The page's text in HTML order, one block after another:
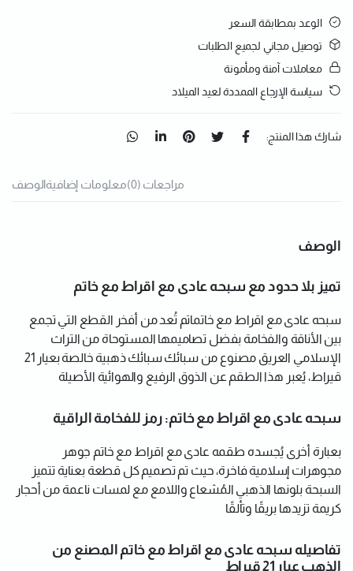
الوعد بمطابقة السعر
توصيل مجاني لجميع الطلبات
معاملات آمنة ومأمونة
سياسة الإرجاع الممددة لعيد الميلاد
شارك هذا المنتج:
الوصفمعلومات إضافية مراجعات (0)
الوصف
تميز بلا حدود مع سبحه عادى مع اقراط مع خاتم
سبحه عادى مع اقراط مع خاتماتم تُعد من أفخر القطع التي تجمع
بين الأناقة والفخامة بفضل تصاميمها المستوحاة من التراث
الإسلامي العريق مصنوع من سبائك سبائك ذهبية خالصة بعيار 21
قيراط، يُعبر هذا الطقم عن الذوق الرفيع والهوائية الأصيلة
سبحه عادى مع اقراط مع خاتم: رمز للفخامة الراقية
بعبارة أخرى يُجسده طقمه عادى مع اقراط مع خاتم جوهر
مجوهرات إسلامية فاخرة، حيث تم تصميم كل قطعة بعناية تتميز
السبحة بلونها الذهبي المُشعاع واللامع مع لمسات ناعمة من أحجار
كريمة تزيدها بريقًا وتألقًا
تفاصيله سبحه عادى مع اقراط مع خاتم المصنع من
الذهب عيار 21 قيراط